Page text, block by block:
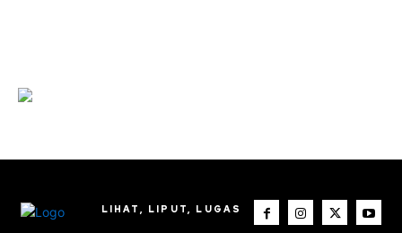
LIHAT, LIPUT, LUGAS